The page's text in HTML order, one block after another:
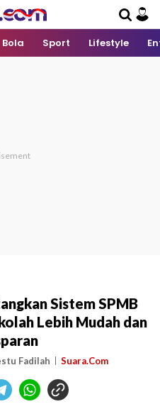
Bola Sport Lifestyle
Sistem SPMB
Lebih Mudah dan
Fadilah Suara.Com